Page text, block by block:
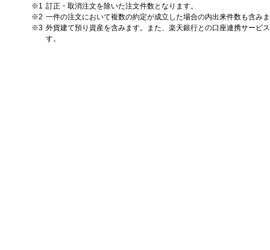
訂正・取消注文を除いた注文件数となります。
一件の注文において複数の約定が成立した場合の内出来件数も含み
外貨建て預り資産を含みます。また、楽天銀行との口座連携サービ
す。